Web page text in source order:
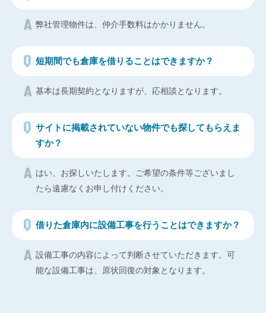
弊社管理物件は、仲介手数料はかかりません。
短期間でも倉庫を借りることはできますか？
基本は長期契約となりますが、応相談となります。
サイトに掲載されていない物件でも探してもらえま
すか？
はい、お探しいたします。ご希望の条件等ございまし
たら遠慮なくお申し付けください。
借りた倉庫内に設備工事を行うことはできますか？
設備工事の内容によって判断させていただきます。可
能な設備工事は、原状回復の対象となります。